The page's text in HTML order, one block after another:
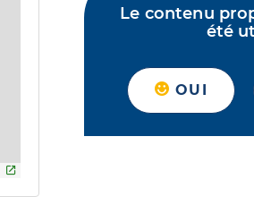
Le contenu
été
OUI